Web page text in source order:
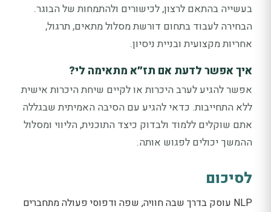
בעשייה בהתאם לרצון, לכישורים ולהתמחות של הבוגר.
הבחירה לעבוד בתחום דורשת מסלול מתאים, תרגול,
אחריות מקצועית ובניית ניסיון.
איך אפשר לדעת אם תז״א מתאימה לי?
אפשר להגיע לערב היכרות או לקיים שיחת היכרות אישית
ללא התחייבות. כדאי להגיע עם הסיבה האמיתית שבגללה
אתם שוקלים ללמוד ולבדוק כיצד התוכנית, הליווי ומסלול
ההמשך יכולים לפגוש אותה.
לסיכום
NLP עוסק בדרך שבה חוויה, שפה ודפוסי פעולה מתחברים